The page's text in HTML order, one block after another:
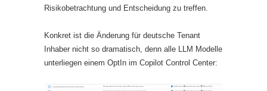
Risikobetrachtung und Entscheidung zu treffen.
Konkret ist die Änderung für deutsche Tenant
Inhaber nicht so dramatisch, denn alle LLM Modelle
unterliegen einem OptIn im Copilot Control Center: